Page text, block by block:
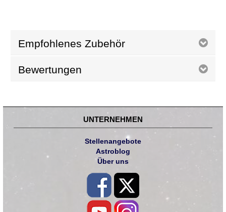
Empfohlenes Zubehör
Bewertungen
UNTERNEHMEN
Stellenangebote
Astroblog
Über uns